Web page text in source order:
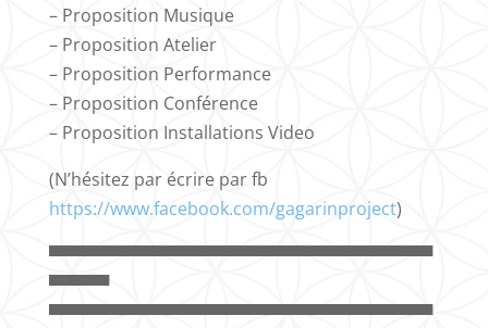
– Proposition Musique
– Proposition Atelier
– Proposition Performance
– Proposition Conférence
– Proposition Installations Video
(N’hésitez par écrire par fb
https://www.facebook.com/gagarinproject)
▀▀▀▀▀▀▀▀▀▀▀▀▀▀▀▀▀▀▀▀▀▀▀▀▀▀▀▀▀▀▀▀
▀▀▀▀▀
▀▀▀▀▀▀▀▀▀▀▀▀▀▀▀▀▀▀▀▀▀▀▀▀▀▀▀▀▀▀▀▀